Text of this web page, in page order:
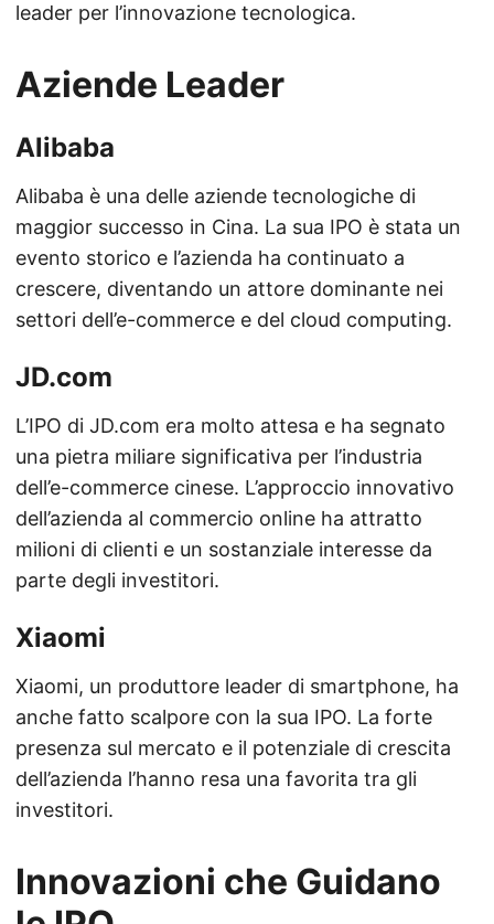
leader per l’innovazione tecnologica.
Aziende Leader
Alibaba
Alibaba è una delle aziende tecnologiche di
maggior successo in Cina. La sua IPO è stata un
evento storico e l’azienda ha continuato a
crescere, diventando un attore dominante nei
settori dell’e-commerce e del cloud computing.
JD.com
L’IPO di JD.com era molto attesa e ha segnato
una pietra miliare significativa per l’industria
dell’e-commerce cinese. L’approccio innovativo
dell’azienda al commercio online ha attratto
milioni di clienti e un sostanziale interesse da
parte degli investitori.
Xiaomi
Xiaomi, un produttore leader di smartphone, ha
anche fatto scalpore con la sua IPO. La forte
presenza sul mercato e il potenziale di crescita
dell’azienda l’hanno resa una favorita tra gli
investitori.
Innovazioni che Guidano